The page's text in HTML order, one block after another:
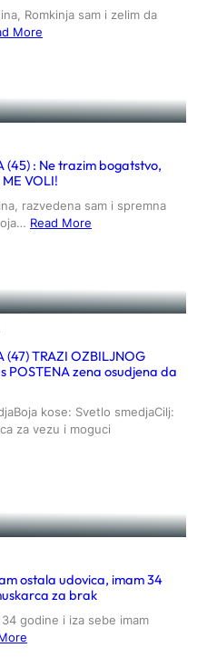
Romkinja sam i zelim da
More
(45) : Ne trazim bogatstvo,
VOLI!
razvedena sam i spremna
Read More
(47) TRAZI OZBILJNOG
POSTENA zena osudjena da
kose: Svetlo smedjaCilj:
za vezu i moguci
ostala udovica, imam 34
za brak
godine i iza sebe imam